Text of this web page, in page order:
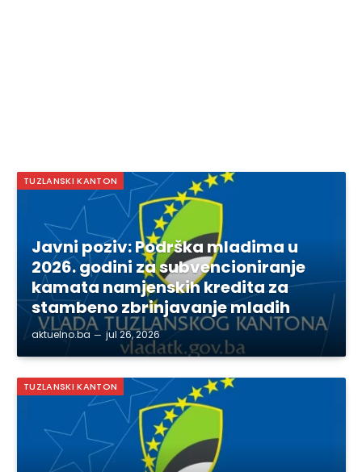
TUZLANSKI KANTON
Javni poziv: Podrška mladima u
2026. godini za subvencioniranje
kamata namjenskih kredita za
stambeno zbrinjavanje mladih
aktuelno.ba jul 26, 2026
TUZLANSKI KANTON